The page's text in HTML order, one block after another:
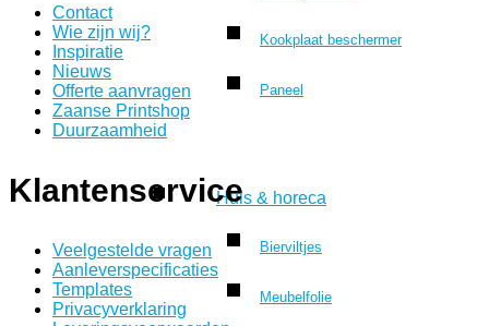
Kookplaat beschermer
Paneel
Huis & horeca
Bierviltjes
Meubelfolie
Contact
Wie zijn wij?
Inspiratie
Nieuws
Offerte aanvragen
Zaanse Printshop
Duurzaamheid
Klantenservice
Veelgestelde vragen
Aanleverspecificaties
Templates
Privacyverklaring